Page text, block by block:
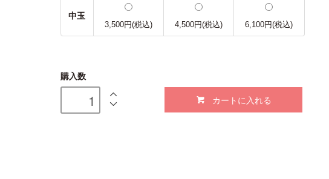
中玉
3,500円(税込) 4,500円(税込) 6,100円(税込)
購入数
カートに入れる